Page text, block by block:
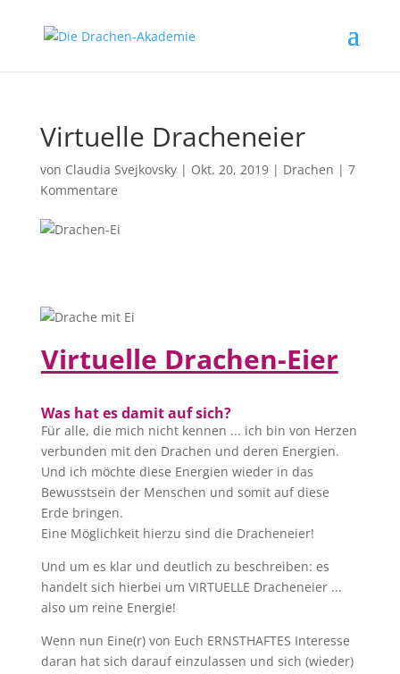
Virtuelle Dracheneier
von Claudia Svejkovsky| Okt. 20, 2019| Drachen | 7
Kommentare
Virtuelle Drachen-Eier
Was hat es damit auf sich?
Für alle, die mich nicht kennen ... ich bin von Herzen
verbunden mit den Drachen und deren Energien.
Und ich möchte diese Energien wieder in das
Bewusstsein der Menschen und somit auf diese
Erde bringen.
Eine Möglichkeit hierzu sind die Dracheneier!
Und um es klar und deutlich zu beschreiben: es
handelt sich hierbei um VIRTUELLE Dracheneier ...
also um reine Energie!
Wenn nun Eine(r) von Euch ERNSTHAFTES Interesse
daran hat sich darauf einzulassen und sich (wieder)